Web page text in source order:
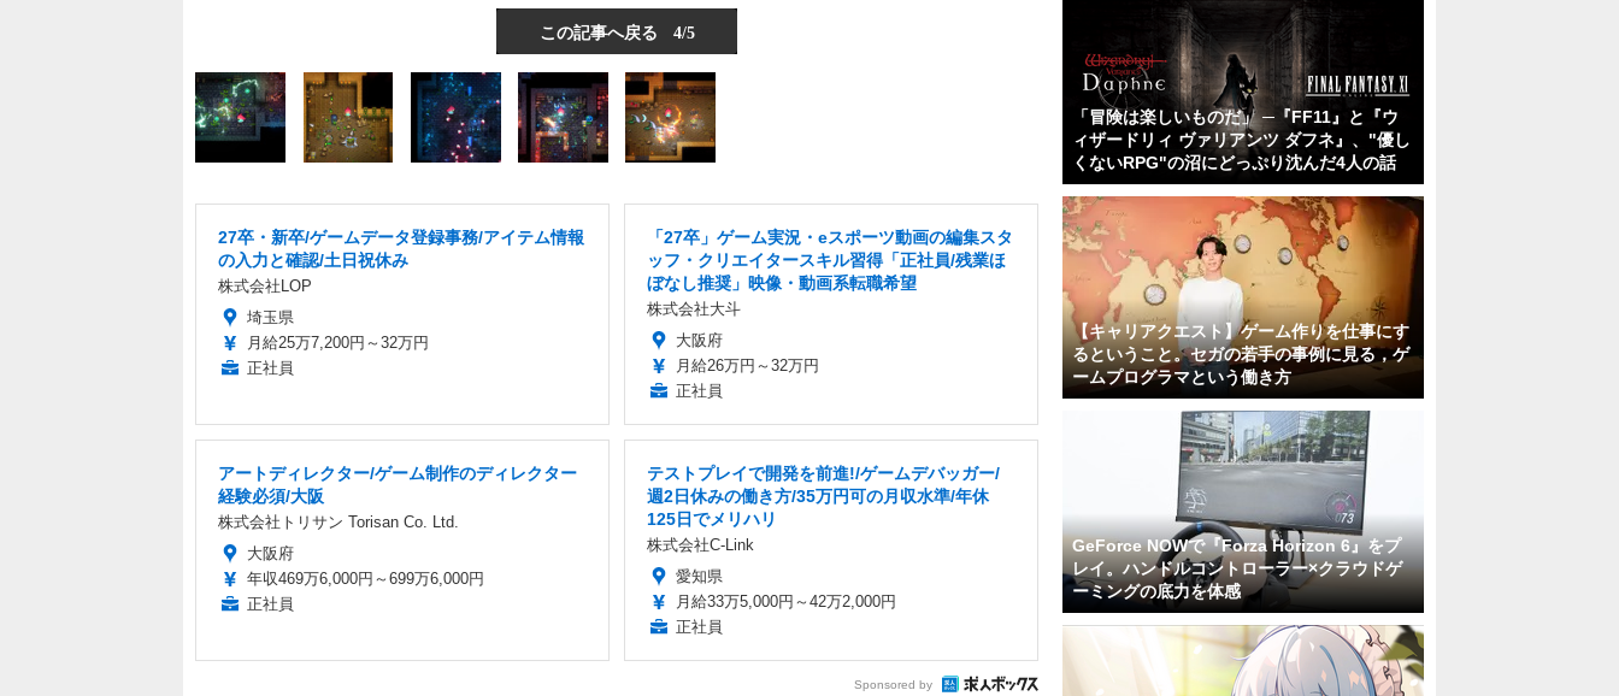
この記事へ戻る 4/5
27卒・新卒/ゲームデータ登録事務/アイテム情報
の入力と確認/土日祝休み
株式会社LOP
埼玉県
月給25万7,200円～32万円
正社員
「27卒」ゲーム実況・eスポーツ動画の編集スタ
ッフ・クリエイタースキル習得「正社員/残業ほ
ぼなし推奨」映像・動画系転職希望
株式会社大斗
大阪府
月給26万円～32万円
正社員
アートディレクター/ゲーム制作のディレクター
経験必須/大阪
株式会社トリサン Torisan Co. Ltd.
大阪府
年収469万6,000円～699万6,000円
正社員
テストプレイで開発を前進!/ゲームデバッガー/
週2日休みの働き方/35万円可の月収水準/年休
125日でメリハリ
株式会社C-Link
愛知県
月給33万5,000円～42万2,000円
正社員
Sponsored by
「冒険は楽しいものだ」 ─『FF11』と『ウ
ィザードリィ ヴァリアンツ ダフネ』、"優し
くないRPG"の沼にどっぷり沈んだ4人の話
【キャリアクエスト】ゲーム作りを仕事にす
るということ。セガの若手の事例に見る，ゲ
ームプログラマという働き方
GeForce NOWで『Forza Horizon 6』をプ
レイ。ハンドルコントローラー×クラウドゲ
ーミングの底力を体感